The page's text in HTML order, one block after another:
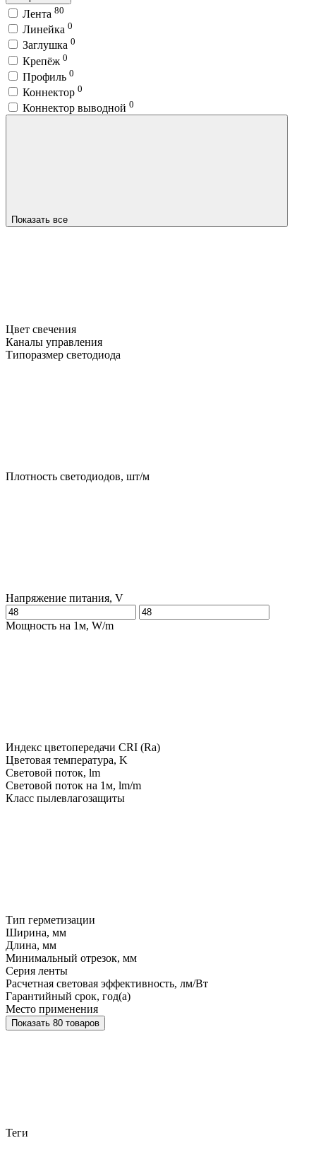
Лента 80
Линейка 0
Заглушка 0
Крепёж 0
Профиль 0
Коннектор 0
Коннектор выводной 0
Показать все
Цвет свечения
Каналы управления
Типоразмер светодиода
Плотность светодиодов, шт/м
Напряжение питания, V
Мощность на 1м, W/m
Индекс цветопередачи CRI (Ra)
Цветовая температура, K
Световой поток, lm
Световой поток на 1м, lm/m
Класс пылевлагозащиты
Тип герметизации
Ширина, мм
Длина, мм
Минимальный отрезок, мм
Серия ленты
Расчетная световая эффективность, лм/Вт
Гарантийный срок, год(а)
Место применения
Показать 80 товаров
Теги